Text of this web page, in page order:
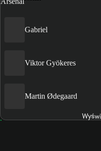
Gabriel
Viktor Gyökeres
Martin Ødegaard